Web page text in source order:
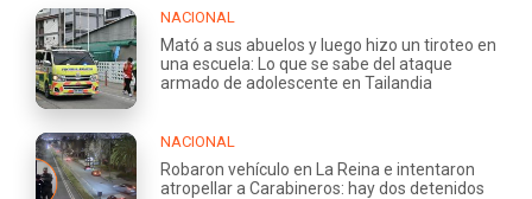
NACIONAL
Mató a sus abuelos y luego hizo un tiroteo en
una escuela: Lo que se sabe del ataque
armado de adolescente en Tailandia
NACIONAL
Robaron vehículo en La Reina e intentaron
atropellar a Carabineros: hay dos detenidos